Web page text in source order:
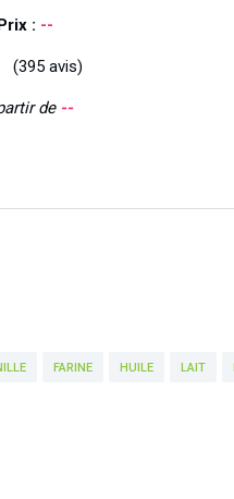
: --
(395 avis)
de --
FARINE HUILE LAIT